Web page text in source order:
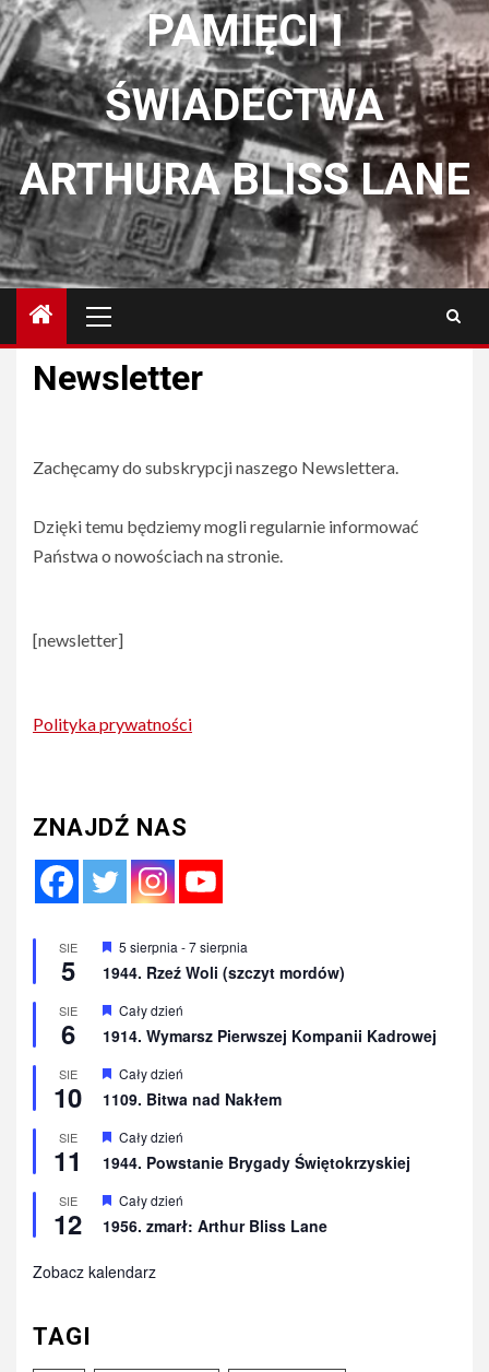
PAMIĘCI I
ŚWIADECTWA
ARTHURA BLISS LANE
główne
Newsletter
Zachęcamy do subskrypcji naszego Newslettera.
Dzięki temu będziemy mogli regularnie informować
Państwa o nowościach na stronie.
[newsletter]
Polityka prywatności
ZNAJDŹ NAS
SIE
5
Wyróżnione
5 sierpnia -7 sierpnia
1944. Rzeź Woli (szczyt mordów)
SIE
6
Wyróżnione
Cały dzień
1914. Wymarsz Pierwszej Kompanii Kadrowej
SIE
10
Wyróżnione
Cały dzień
1109. Bitwa nad Nakłem
SIE
11
Wyróżnione
Cały dzień
1944. Powstanie Brygady Świętokrzyskiej
SIE
12
Wyróżnione
Cały dzień
1956. zmarł: Arthur Bliss Lane
Zobacz kalendarz
TAGI